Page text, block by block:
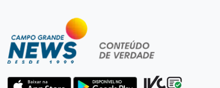
Campeonato Brasileiro
Remo busca empate com Atlético-MG e segue
na zona de rebaixamento
Defesa diz que preso suspeito de sequestro